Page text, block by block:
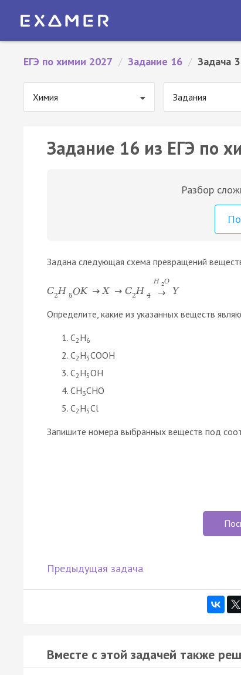
ЕГЭ по химии 2027 / Задание 16 / Задача
Химия Задания
Задание 16 из ЕГЭ по
Разбор
Задана следующая схема превращений
C2H 5OK → X → C2H 4
H 2O
→ Y
Определите, какие из указанных веществ
C2 H6
C2 H5COOH
C2 H5OH
CH3CHO
C2 H5Cl
Запишите номера выбранных веществ под
Предыдущая задача
Вместе с этой задачей также